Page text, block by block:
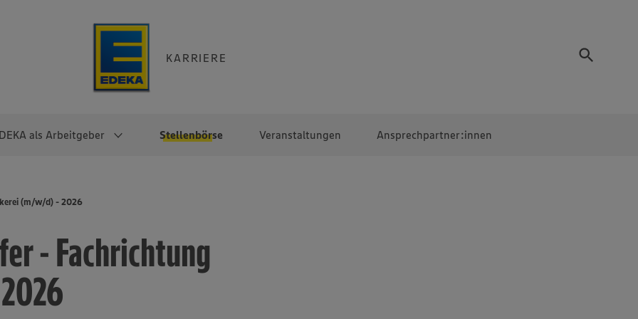
KARRIERE
als Arbeitgeber Stellenbörse Veranstaltungen Ansprechpartner:innen
Direkteinstieg
Noch Fragen?
Überblick
EDEKA Fruchtkontor
(m/w/d) - 2026
- Fachrichtung